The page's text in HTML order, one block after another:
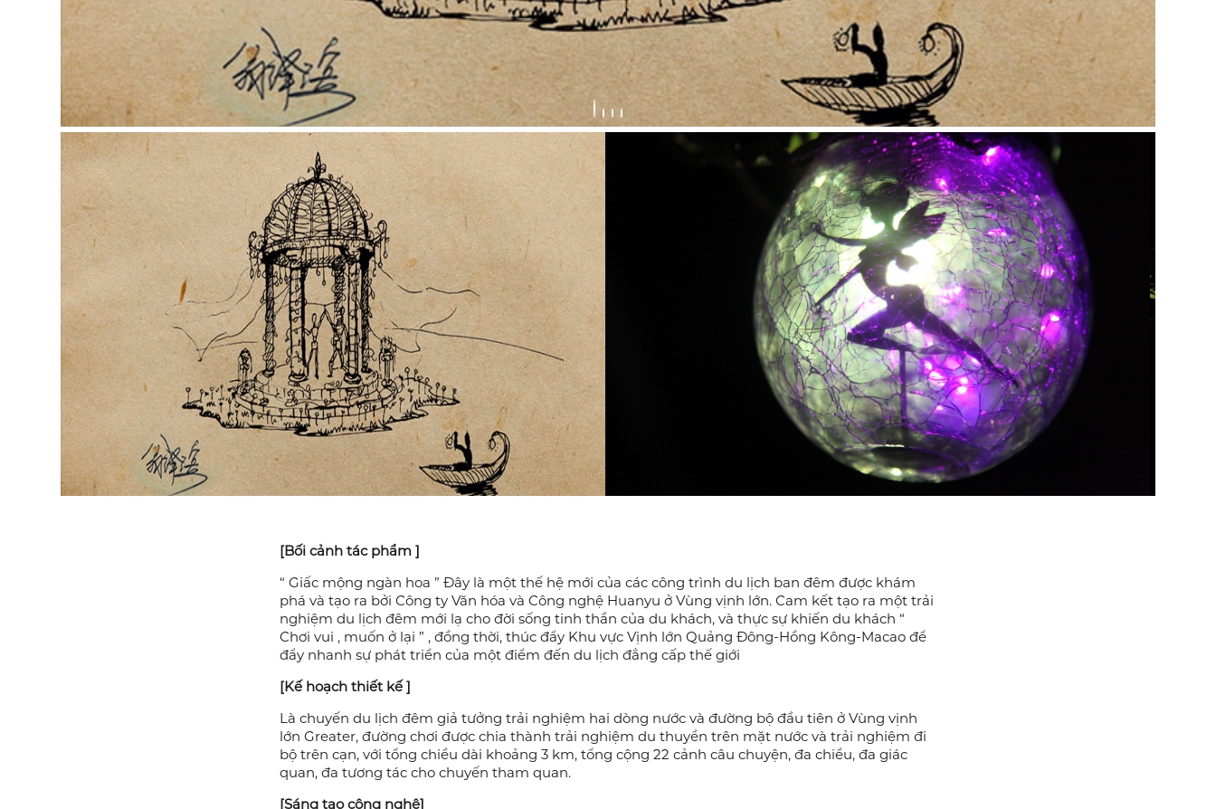
[Bối cảnh tác phẩm ]
“ Giấc mộng ngàn hoa ” Đây là một thế hệ mới của các công trình du lịch ban đêm được khám
phá và tạo ra bởi Công ty Văn hóa và Công nghệ Huanyu ở Vùng vịnh lớn. Cam kết tạo ra một trải
nghiệm du lịch đêm mới lạ cho đời sống tinh thần của du khách, và thực sự khiến du khách “
Chơi vui , muốn ở lại ” , đồng thời, thúc đẩy Khu vực Vịnh lớn Quảng Đông-Hồng Kông-Macao để
đẩy nhanh sự phát triển của một điểm đến du lịch đẳng cấp thế giới